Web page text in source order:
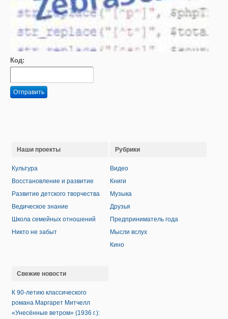
Код:
Отправить
Наши проекты
Культура
Восстановление и развитие
Развитие детского творчества
Ведическое знание
Школа семейных отношений
Никто не забыт
Рубрики
Видео
Книги
Музыка
Друзья
Предприниматель года
Мысли вслух
Кино
Свежие новости
К 90-летию классического
романа Маргарет Митчелл
«Унесённые ветром» (1936 г.):